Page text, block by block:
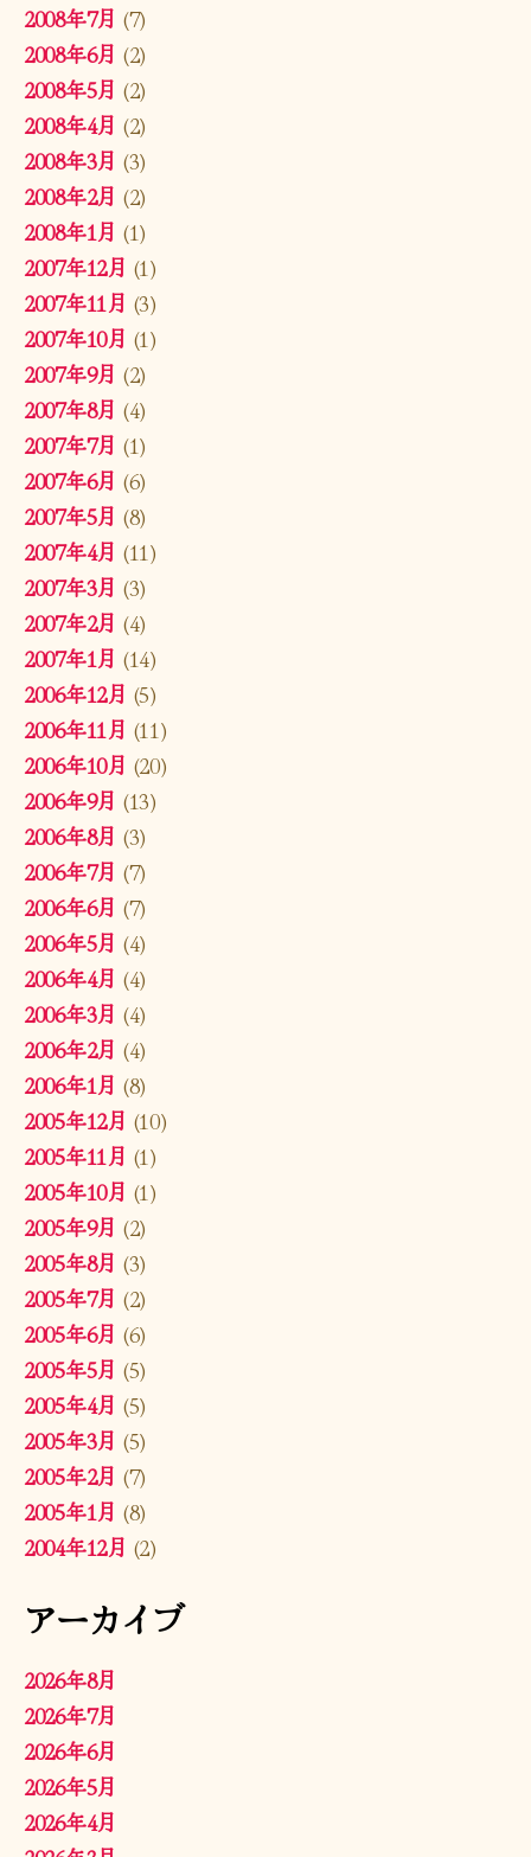
2008年7月 (7)
2008年6月 (2)
2008年5月 (2)
2008年4月 (2)
2008年3月 (3)
2008年2月 (2)
2008年1月 (1)
2007年12月 (1)
2007年11月 (3)
2007年10月 (1)
2007年9月 (2)
2007年8月 (4)
2007年7月 (1)
2007年6月 (6)
2007年5月 (8)
2007年4月 (11)
2007年3月 (3)
2007年2月 (4)
2007年1月 (14)
2006年12月 (5)
2006年11月 (11)
2006年10月 (20)
2006年9月 (13)
2006年8月 (3)
2006年7月 (7)
2006年6月 (7)
2006年5月 (4)
2006年4月 (4)
2006年3月 (4)
2006年2月 (4)
2006年1月 (8)
2005年12月 (10)
2005年11月 (1)
2005年10月 (1)
2005年9月 (2)
2005年8月 (3)
2005年7月 (2)
2005年6月 (6)
2005年5月 (5)
2005年4月 (5)
2005年3月 (5)
2005年2月 (7)
2005年1月 (8)
2004年12月 (2)
アーカイブ
2026年8月
2026年7月
2026年6月
2026年5月
2026年4月